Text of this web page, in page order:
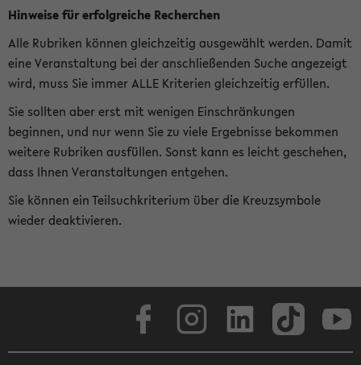
Hinweise für erfolgreiche Recherchen
Alle Rubriken können gleichzeitig ausgewählt werden. Damit
eine Veranstaltung bei der anschließenden Suche angezeigt
wird, muss Sie immer ALLE Kriterien gleichzeitig erfüllen.
Sie sollten aber erst mit wenigen Einschränkungen
beginnen, und nur wenn Sie zu viele Ergebnisse bekommen
weitere Rubriken ausfüllen. Sonst kann es leicht geschehen,
dass Ihnen Veranstaltungen entgehen.
Sie können ein Teilsuchkriterium über die Kreuzsymbole
wieder deaktivieren.